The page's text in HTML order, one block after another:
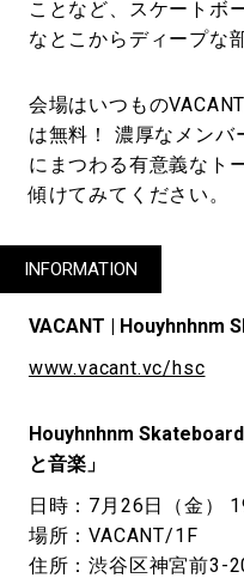
ことなど、スケートボ
なとこからディープな
会場はいつもの
は無料！ 濃厚なメンバ
にまつわる有意義なト
傾けてみてください。
INFORMATION
VACANT | Houyhnhnm
www.vacant.vc/hsc
Houyhnhnm
と音楽」
日時：7月26日（金）
場所：VACANT/1F
住所：渋谷区神宮前3-